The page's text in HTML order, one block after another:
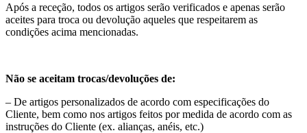
Após a receção, todos os artigos serão verificados e apenas serão
aceites para troca ou devolução aqueles que respeitarem as
condições acima mencionadas.
Não se aceitam trocas/devoluções de:
– De artigos personalizados de acordo com especificações do
Cliente, bem como nos artigos feitos por medida de acordo com as
instruções do Cliente (ex. alianças, anéis, etc.)